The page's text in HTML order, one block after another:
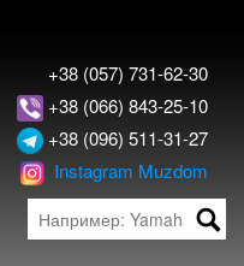
+38 (057) 731-62-30
+38 (066) 843-25-10
+38 (096) 511-31-27
Instagram Muzdom